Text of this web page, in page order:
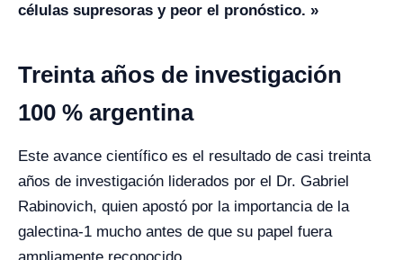
células supresoras y peor el pronóstico. »
Treinta años de investigación
100 % argentina
Este avance científico es el resultado de casi treinta
años de investigación liderados por el Dr. Gabriel
Rabinovich, quien apostó por la importancia de la
galectina-1 mucho antes de que su papel fuera
ampliamente reconocido.